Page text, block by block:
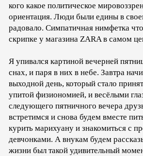
кого какое политическое
ориентация. Люди были едины в
радовало. Симпатичная нимфетка
скрипке у магазина ZARA в самом
Я упивался картиной вечерней
снах, и паря в них в небе. Завтра
выходной день, который стало
упитой физиономией, и весёлыми
следующего пятничного вечера
встретимся и снова будем вместе
курить марихуану и знакомиться с
девчонками. А внукам будем
жизни был такой удивительный